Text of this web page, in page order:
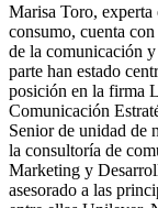
Marisa Toro,
consumo, cuenta
de la comunicación
parte han estado
posición en la firma
Comunicación
Senior de unidad de
la consultoría de
Marketing y
asesorado a las